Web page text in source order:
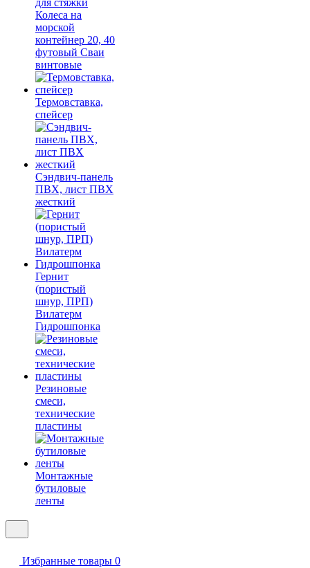
для стяжки
Колеса на
морской
контейнер 20, 40
футовый Сваи
винтовые
Термовставка,
спейсер
Сэндвич-панель
ПВХ, лист ПВХ
жесткий
Гернит
(пористый
шнур, ПРП)
Вилатерм
Гидрошпонка
Резиновые
смеси,
технические
пластины
Монтажные
бутиловые
ленты
Избранные товары 0